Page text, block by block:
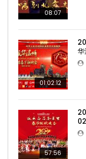
08:07
01:02:12
57:56